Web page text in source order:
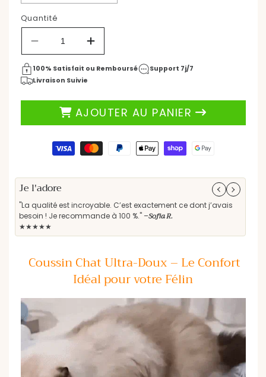
Quantité
Réduire
la
quantité
de
Chat
ChatRelax™
Augmenter
la
quantité
Chat
|
ChatRelax™
100% Satisfait ou Remboursé
Support 7j/7
Livraison Suivie
AJOUTER AU PANIER
Je l'adore
"La qualité est incroyable. C’est exactement ce dont j’avais
besoin ! Je recommande à 100 %." –Sofia R.
★★★★★
Coussin Chat Ultra-Doux – Le Confort
Idéal pour votre Félin